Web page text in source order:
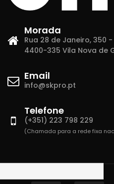
Morada
Rua 28 de Janeiro, 350 -
4400-335 Vila Nova de
Email
info@skpro.pt
Telefone
(+351) 223 798 229
(Chamada para a rede fixa